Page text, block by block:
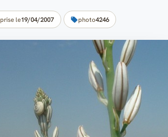
prise le19/04/2007 photo4246